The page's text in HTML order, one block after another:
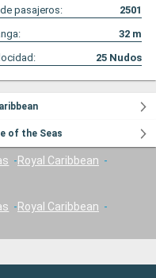
de pasajeros:
2501
32 m
25 Nudos
of the Seas
Royal Caribbean
Royal Caribbean